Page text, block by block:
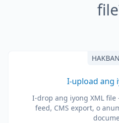
I-upload ang
I-drop ang iyong XML
feed, CMS export, o